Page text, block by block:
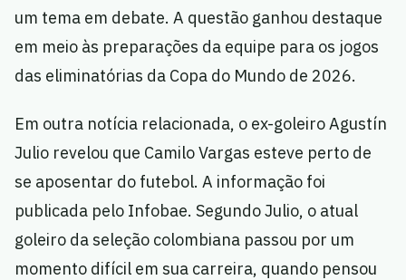
um tema em debate. A questão ganhou destaque
em meio às preparações da equipe para os jogos
das eliminatórias da Copa do Mundo de 2026.
Em outra notícia relacionada, o ex-goleiro Agustín
Julio revelou que Camilo Vargas esteve perto de
se aposentar do futebol. A informação foi
publicada pelo Infobae. Segundo Julio, o atual
goleiro da seleção colombiana passou por um
momento difícil em sua carreira, quando pensou